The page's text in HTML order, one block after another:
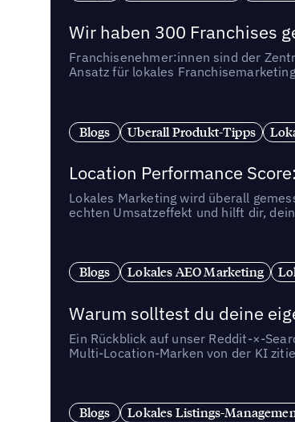
Wir haben 300 Franchises
Franchisenehmer:innen sind der
Ansatz für lokales
Blogs Uberall Produkt-Tipps
Location Performance
Lokales Marketing wird überall
echten Umsatzeffekt und hilft dir,
Blogs Lokales AEO Marketing
Warum solltest du deine
Ein Rückblick auf unser Reddit-×-
Multi-Location-Marken von der KI
Blogs Lokales Listings-